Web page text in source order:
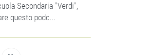
Secondaria "Verdi",
questo podc...